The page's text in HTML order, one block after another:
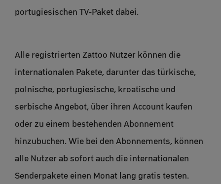
portugiesischen TV-Paket dabei.
Alle registrierten Zattoo Nutzer können die
internationalen Pakete, darunter das türkische,
polnische, portugiesische, kroatische und
serbische Angebot, über ihren Account kaufen
oder zu einem bestehenden Abonnement
hinzubuchen. Wie bei den Abonnements, können
alle Nutzer ab sofort auch die internationalen
Senderpakete einen Monat lang gratis testen.